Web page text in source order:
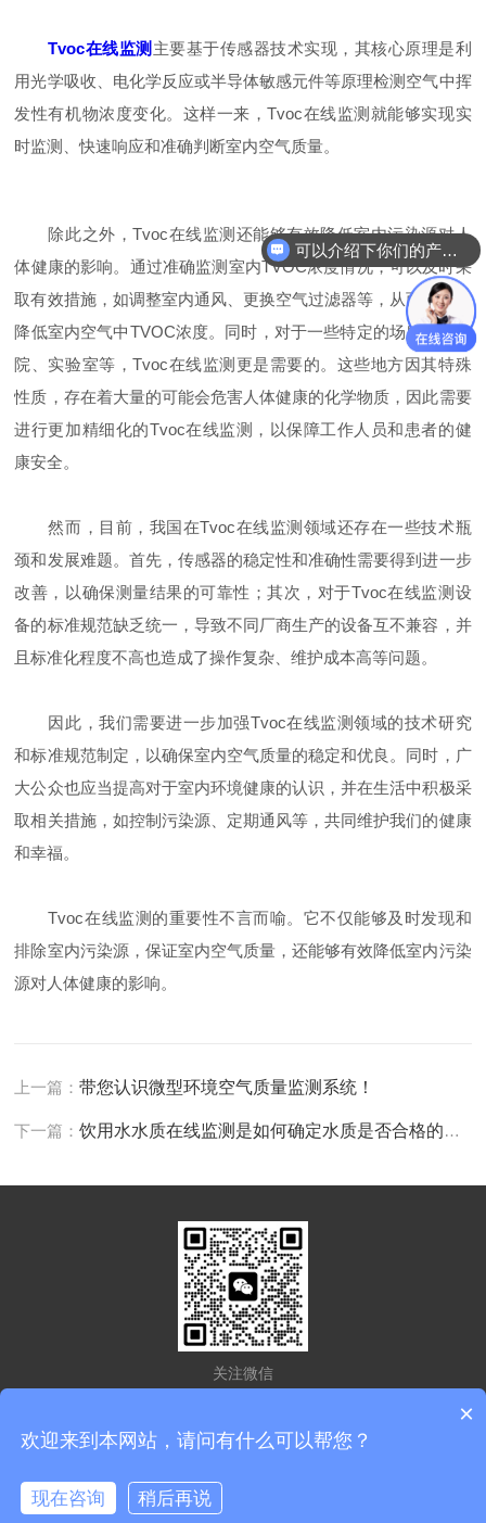
Tvoc在线监测 主要基于传感器技术实现，其核心原理是利
用光学吸收、电化学反应或半导体敏感元件等原理检测空气中挥
发性有机物浓度变化。这样一来，Tvoc在线监测就能够实现实
时监测、快速响应和准确判断室内空气质量。
除此之外，Tvoc在线监测还能够有效降低室内污染源对人
体健康的影响。通过准确监测室内TVOC浓度情况，可以及时采
取有效措施，如调整室内通风、更换空气过滤器等，从而有效地
降低室内空气中TVOC浓度。同时，对于一些特定的场所，如医
院、实验室等，Tvoc在线监测更是需要的。这些地方因其特殊
性质，存在着大量的可能会危害人体健康的化学物质，因此需要
进行更加精细化的Tvoc在线监测，以保障工作人员和患者的健
康安全。
然而，目前，我国在Tvoc在线监测领域还存在一些技术瓶
颈和发展难题。首先，传感器的稳定性和准确性需要得到进一步
改善，以确保测量结果的可靠性；其次，对于Tvoc在线监测设
备的标准规范缺乏统一，导致不同厂商生产的设备互不兼容，并
且标准化程度不高也造成了操作复杂、维护成本高等问题。
因此，我们需要进一步加强Tvoc在线监测领域的技术研究
和标准规范制定，以确保室内空气质量的稳定和优良。同时，广
大公众也应当提高对于室内环境健康的认识，并在生活中积极采
取相关措施，如控制污染源、定期通风等，共同维护我们的健康
和幸福。
Tvoc在线监测的重要性不言而喻。它不仅能够及时发现和
排除室内污染源，保证室内空气质量，还能够有效降低室内污染
源对人体健康的影响。
上一篇：带您认识微型环境空气质量监测系统！
下一篇：饮用水水质在线监测是如何确定水质是否合格的呢？
关注微信
版权所有 © 2026 江苏蔚之战环能科技有限公司备案号：苏ICP备
技术支持：化工仪器网
可以介绍下你们的产品么
你们是怎么收费的呢
×
欢迎来到本网站，请问有什么可以帮您？
现在咨询 稍后再说在线咨询